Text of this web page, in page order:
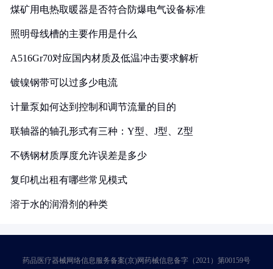
煤矿用电热取暖器是否符合防爆电气设备标准
照明母线槽的主要作用是什么
A516Gr70对应国内材质及低温冲击要求解析
镀镍钢带可以过多少电流
计量泵如何达到控制和调节流量的目的
联轴器的轴孔形式有三种：Y型、J型、Z型
不锈钢材质厚度允许误差是多少
复印机出租有哪些常见模式
溶于水的润滑剂的种类
药品医疗器械网络信息服务备案(京)网药械信息备字（2021）第00159号